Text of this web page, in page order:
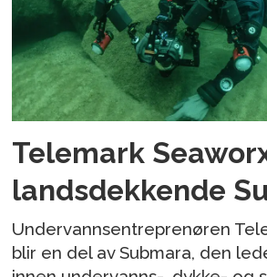
Telemark
landsdekkende
Undervannsentreprenøren
blir en del av Submara, den